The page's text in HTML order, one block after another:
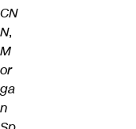
CN
N,
M
or
ga
n